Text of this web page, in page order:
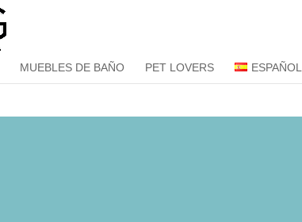
MUEBLES DE BAÑO PET LOVERS ESPAÑOL